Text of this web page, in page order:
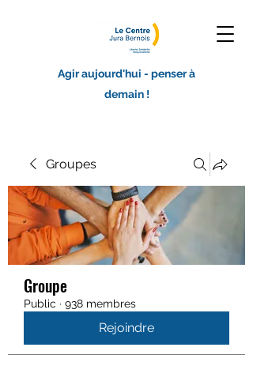
Agir aujourd'hui - penser à
demain !
Groupes
Groupe
Public · 938 membres
Rejoindre